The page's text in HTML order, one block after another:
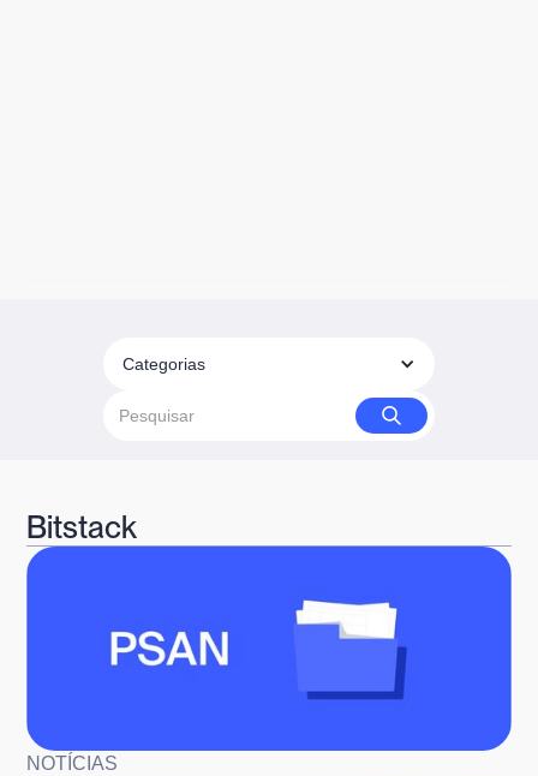
Categorias
Bitstack
NOTÍCIAS